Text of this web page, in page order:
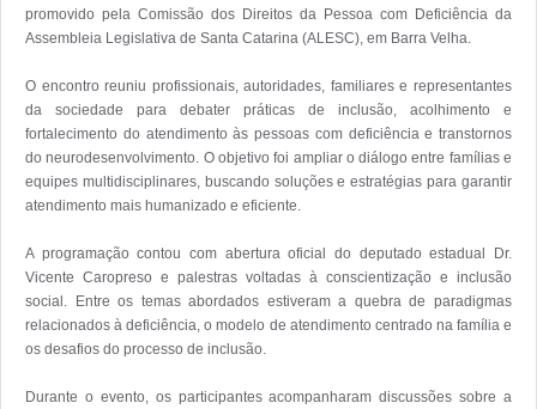
promovido pela Comissão dos Direitos da Pessoa com Deficiência da
Assembleia Legislativa de Santa Catarina (ALESC), em Barra Velha.
O encontro reuniu profissionais, autoridades, familiares e representantes
da sociedade para debater práticas de inclusão, acolhimento e
fortalecimento do atendimento às pessoas com deficiência e transtornos
do neurodesenvolvimento. O objetivo foi ampliar o diálogo entre famílias e
equipes multidisciplinares, buscando soluções e estratégias para garantir
atendimento mais humanizado e eficiente.
A programação contou com abertura oficial do deputado estadual Dr.
Vicente Caropreso e palestras voltadas à conscientização e inclusão
social. Entre os temas abordados estiveram a quebra de paradigmas
relacionados à deficiência, o modelo de atendimento centrado na família e
os desafios do processo de inclusão.
Durante o evento, os participantes acompanharam discussões sobre a